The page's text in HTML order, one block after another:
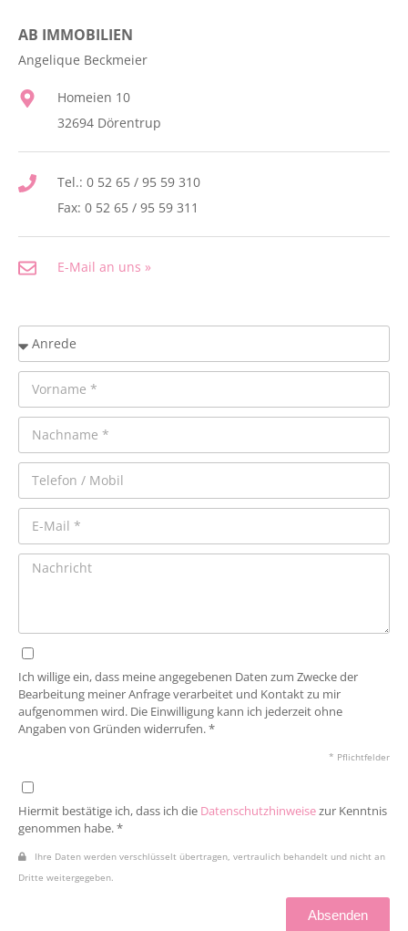
AB IMMOBILIEN
Angelique Beckmeier
Homeien 10
32694 Dörentrup
Tel.: 0 52 65 / 95 59 310
Fax: 0 52 65 / 95 59 311
E-Mail an uns »
Ich willige ein, dass meine angegebenen Daten zum Zwecke der
Bearbeitung meiner Anfrage verarbeitet und Kontakt zu mir
aufgenommen wird. Die Einwilligung kann ich jederzeit ohne
Angaben von Gründen widerrufen. *
* Pflichtfelder
Hiermit bestätige ich, dass ich die Datenschutzhinweisezur Kenntnis
genommen habe. *
Ihre Daten werden verschlüsselt übertragen, vertraulich behandelt und nicht an
Dritte weitergegeben.
Absenden